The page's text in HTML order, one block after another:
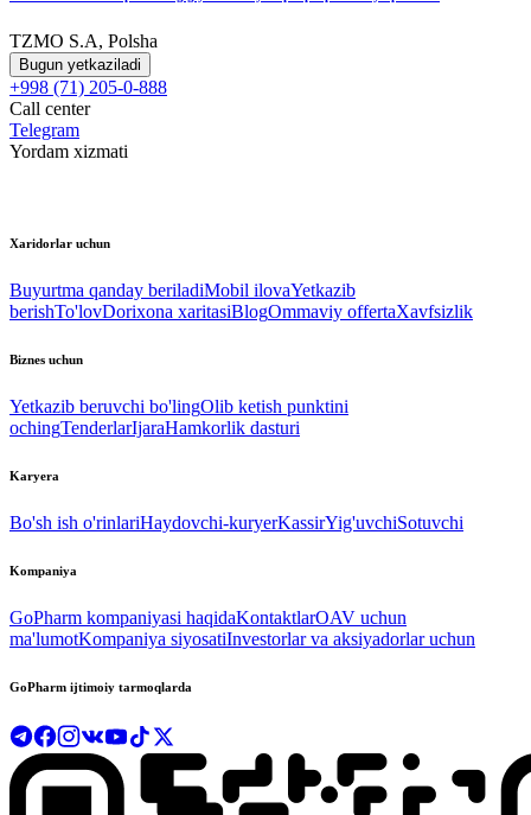
TZMO S.A, Polsha
Bugun yetkaziladi
+998 (71) 205-0-888
Call center
Telegram
Yordam xizmati
Xaridorlar uchun
Buyurtma qanday beriladiMobil ilovaYetkazib
berishTo'lovDorixona xaritasiBlogOmmaviy offertaXavfsizlik
Biznes uchun
Yetkazib beruvchi bo'lingOlib ketish punktini
ochingTenderlarIjaraHamkorlik dasturi
Karyera
Bo'sh ish o'rinlariHaydovchi-kuryerKassirYig'uvchiSotuvchi
Kompaniya
GoPharm kompaniyasi haqidaKontaktlarOAV uchun
ma'lumotKompaniya siyosatiInvestorlar va aksiyadorlar uchun
GoPharm ijtimoiy tarmoqlarda